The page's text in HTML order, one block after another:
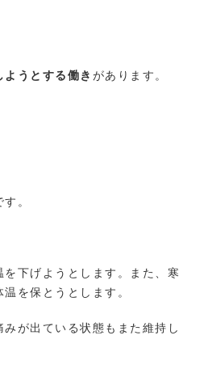
うとする働き があります。
。
下げようとします。また、寒
を保とうとします。
が出ている状態もまた維持し